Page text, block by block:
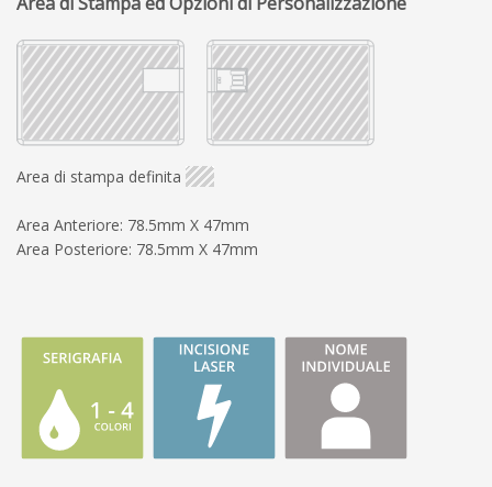
Area di stampa definita
Area Anteriore: 78.5mm X 47mm
Area Posteriore: 78.5mm X 47mm